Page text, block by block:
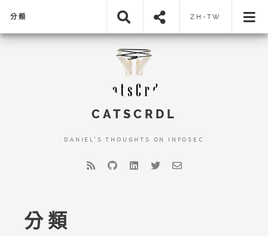
分類 ZH-TW
CATSCRDL
DANIEL'S THOUGHTS ON INFOSEC
分類